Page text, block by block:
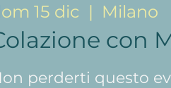
15 dic
  |
Milano
con
perderti questo